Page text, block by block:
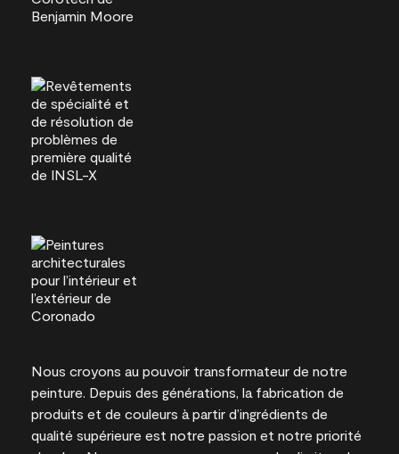
Nous croyons au pouvoir transformateur de notre
peinture. Depuis des générations, la fabrication de
produits et de couleurs à partir d’ingrédients de
qualité supérieure est notre passion et notre priorité